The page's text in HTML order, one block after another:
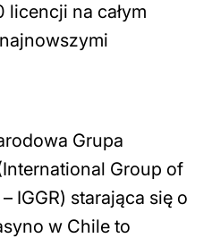
licencji na całym
Grupa
Group of
IGGR) starająca się o
w Chile to